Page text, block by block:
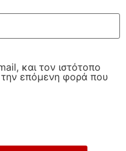
και τον ιστότοπο
επόμενη φορά που